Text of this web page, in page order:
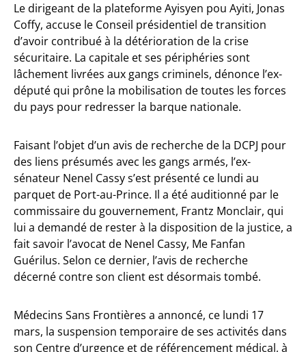
Le dirigeant de la plateforme Ayisyen pou Ayiti, Jonas
Coffy, accuse le Conseil présidentiel de transition
d’avoir contribué à la détérioration de la crise
sécuritaire. La capitale et ses périphéries sont
lâchement livrées aux gangs criminels, dénonce l’ex-
député qui prône la mobilisation de toutes les forces
du pays pour redresser la barque nationale.
Faisant l’objet d’un avis de recherche de la DCPJ pour
des liens présumés avec les gangs armés, l’ex-
sénateur Nenel Cassy s’est présenté ce lundi au
parquet de Port-au-Prince. Il a été auditionné par le
commissaire du gouvernement, Frantz Monclair, qui
lui a demandé de rester à la disposition de la justice, a
fait savoir l’avocat de Nenel Cassy, Me Fanfan
Guérilus. Selon ce dernier, l’avis de recherche
décerné contre son client est désormais tombé.
Médecins Sans Frontières a annoncé, ce lundi 17
mars, la suspension temporaire de ses activités dans
son Centre d’urgence et de référencement médical, à